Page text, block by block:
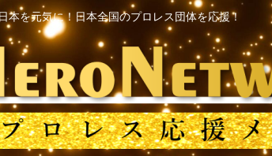
本を元気に！日本全国のプロレス団体を応援！